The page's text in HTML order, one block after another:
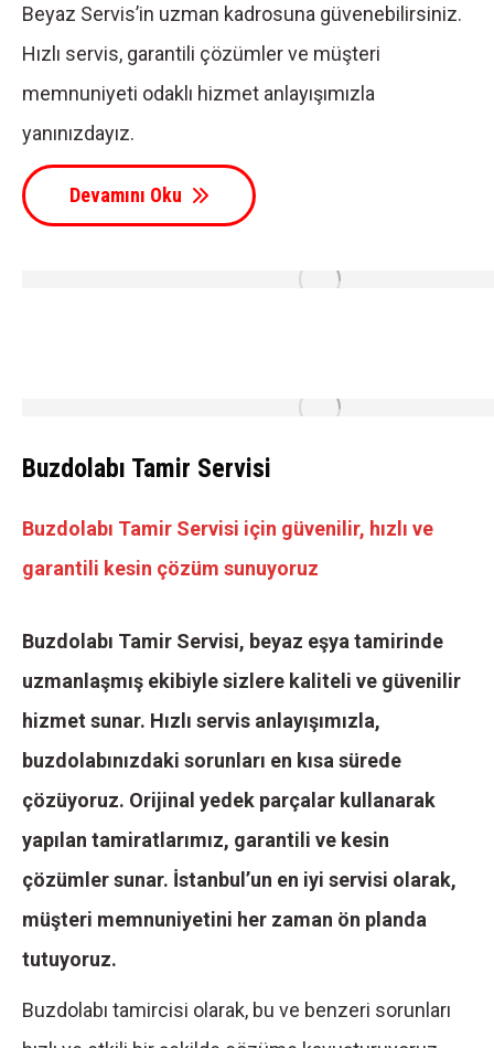
Beyaz Servis’in uzman kadrosuna güvenebilirsiniz.
Hızlı servis, garantili çözümler ve müşteri
memnuniyeti odaklı hizmet anlayışımızla
yanınızdayız.
Devamını Oku
Buzdolabı Tamir Servisi
Buzdolabı Tamir Servisi için güvenilir, hızlı ve
garantili kesin çözüm sunuyoruz
Buzdolabı Tamir Servisi, beyaz eşya tamirinde
uzmanlaşmış ekibiyle sizlere kaliteli ve güvenilir
hizmet sunar. Hızlı servis anlayışımızla,
buzdolabınızdaki sorunları en kısa sürede
çözüyoruz. Orijinal yedek parçalar kullanarak
yapılan tamiratlarımız, garantili ve kesin
çözümler sunar. İstanbul’un en iyi servisi olarak,
müşteri memnuniyetini her zaman ön planda
tutuyoruz.
Buzdolabı tamircisi olarak, bu ve benzeri sorunları